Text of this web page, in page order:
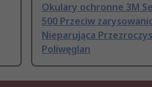
Okulary ochronne 3M
500 Przeciw
Nieparująca
Poliwęglan